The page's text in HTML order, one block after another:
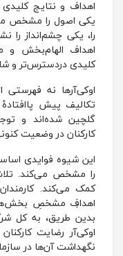
اهداف و نتایج
یکی اصول را مشخص
را، یکی چشم‌انداز را
اهداف الهام‌بخش و
کلیدی دردسترس‌تر و
اوکی‌آرها نه فهرستی
تکالیف پیش
گلچین شده‌اند و
کارکنان در وضعیت
این شیوه فوایدی
را مشخص می‌کند.
کمک می‌کند.
اهدافِ مشخصِ
بدین طریق، به کل
او‌کی‌آر رضایت
نگهداشت آن‌ها در